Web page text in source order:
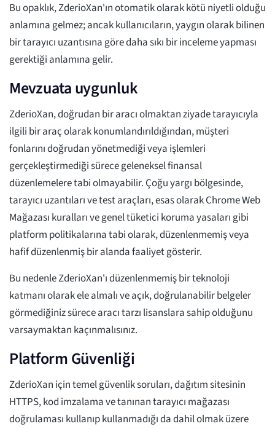
Bu opaklık, ZderioXan'ın otomatik olarak kötü niyetli olduğu
anlamına gelmez; ancak kullanıcıların, yaygın olarak bilinen
bir tarayıcı uzantısına göre daha sıkı bir inceleme yapması
gerektiği anlamına gelir.
Mevzuata uygunluk
ZderioXan, doğrudan bir aracı olmaktan ziyade tarayıcıyla
ilgili bir araç olarak konumlandırıldığından, müşteri
fonlarını doğrudan yönetmediği veya işlemleri
gerçekleştirmediği sürece geleneksel finansal
düzenlemelere tabi olmayabilir. Çoğu yargı bölgesinde,
tarayıcı uzantıları ve test araçları, esas olarak Chrome Web
Mağazası kuralları ve genel tüketici koruma yasaları gibi
platform politikalarına tabi olarak, düzenlenmemiş veya
hafif düzenlenmiş bir alanda faaliyet gösterir.
Bu nedenle ZderioXan'ı düzenlenmemiş bir teknoloji
katmanı olarak ele almalı ve açık, doğrulanabilir belgeler
görmediğiniz sürece aracı tarzı lisanslara sahip olduğunu
varsaymaktan kaçınmalısınız.
Platform Güvenliği
ZderioXan için temel güvenlik soruları, dağıtım sitesinin
HTTPS, kod imzalama ve tanınan tarayıcı mağazası
doğrulaması kullanıp kullanmadığı da dahil olmak üzere